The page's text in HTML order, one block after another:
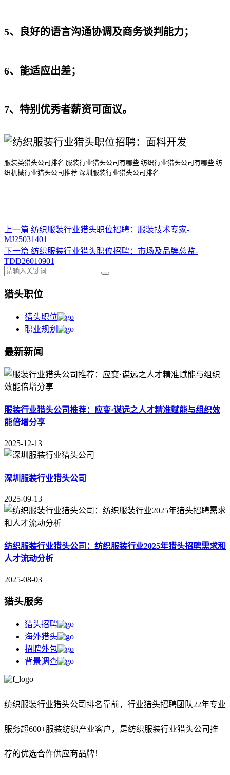
5、良好的语言沟通协调及商务谈判能力；
6、能适应出差；
7、特别优秀者薪资可面议。
服装类猎头公司排名 服装行业猎头公司有哪些 纺织行业猎头公司有哪些 纺
织机械行业猎头公司推荐 深圳服装行业猎头公司排名
上一篇 纺织服装行业猎头职位招聘：服装技术专家-
MJ25031401
下一篇 纺织服装行业猎头职位招聘：市场及品牌总监-
TDD26010901
猎头职位
猎头职位
职业规划
最新新闻
服装行业猎头公司推荐：应变·谋远之人才精准赋能与组织效
能倍增分享
2025-12-13
深圳服装行业猎头公司
2025-09-13
纺织服装行业猎头公司：纺织服装行业2025年猎头招聘需求和
人才流动分析
2025-08-03
猎头服务
猎头招聘
海外猎头
招聘外包
背景调查
纺织服装行业猎头公司排名靠前， 行业猎头招聘团队22年专业
服务超600+服装纺织产业客户，是纺织服装行业猎头公司推
荐的优选合作供应商品牌！